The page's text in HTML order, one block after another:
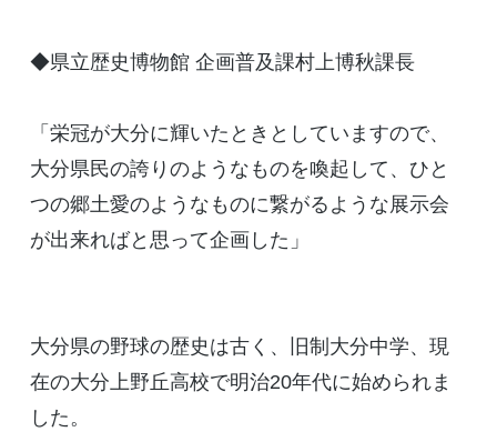
◆県立歴史博物館 企画普及課村上博秋課長
「栄冠が大分に輝いたときとしていますので、
大分県民の誇りのようなものを喚起して、ひと
つの郷土愛のようなものに繋がるような展示会
が出来ればと思って企画した」
大分県の野球の歴史は古く、旧制大分中学、現
在の大分上野丘高校で明治20年代に始められま
した。